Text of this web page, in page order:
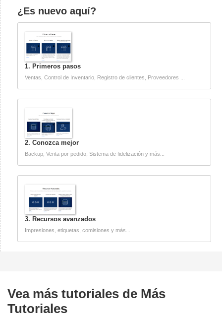
¿Es nuevo aquí?
1. Primeros pasos
Ventas, Control de Inventario, Registro de clientes, Proveedores ...
2. Conozca mejor
Backup, Venta por pedido, Sistema de fidelización y más...
3. Recursos avanzados
Impresiones, etiquetas, comisiones y más...
Vea más tutoriales de Más
Tutoriales